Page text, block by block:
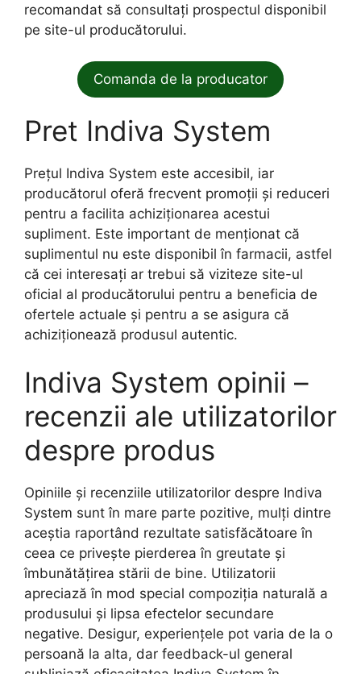
recomandat să consultați prospectul disponibil
pe site-ul producătorului.
Comanda de la producator
Pret Indiva System
Prețul Indiva System este accesibil, iar
producătorul oferă frecvent promoții și reduceri
pentru a facilita achiziționarea acestui
supliment. Este important de menționat că
suplimentul nu este disponibil în farmacii, astfel
că cei interesați ar trebui să viziteze site-ul
oficial al producătorului pentru a beneficia de
ofertele actuale și pentru a se asigura că
achiziționează produsul autentic.
Indiva System opinii –
recenzii ale utilizatorilor
despre produs
Opiniile și recenziile utilizatorilor despre Indiva
System sunt în mare parte pozitive, mulți dintre
aceștia raportând rezultate satisfăcătoare în
ceea ce privește pierderea în greutate și
îmbunătățirea stării de bine. Utilizatorii
apreciază în mod special compoziția naturală a
produsului și lipsa efectelor secundare
negative. Desigur, experiențele pot varia de la o
persoană la alta, dar feedback-ul general